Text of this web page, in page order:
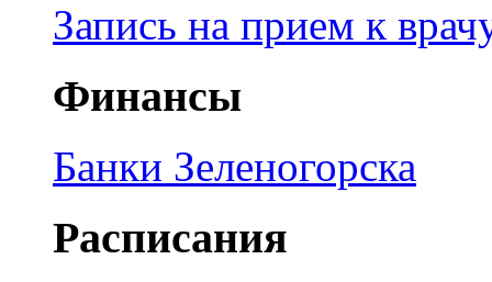
Запись на прием к
Финансы
Банки Зеленогорска
Расписания